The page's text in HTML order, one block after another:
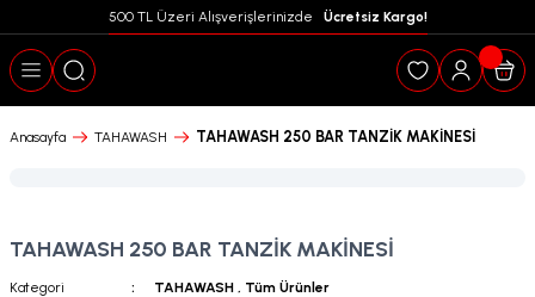
500 TL Üzeri Alışverişlerinizde Ücretsiz Kargo!
Geri Dön
Anasayfa TAHAWASH TAHAWASH 250 BAR TANZİK MAKİNESİ
TAHAWASH 250 BAR TANZİK MAKİNESİ
Kategori TAHAWASH , Tüm Ürünler